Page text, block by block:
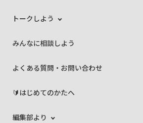
トークしよう
みんなに相談しよう
よくある質問・お問い合わせ
🔰はじめてのかたへ
編集部より